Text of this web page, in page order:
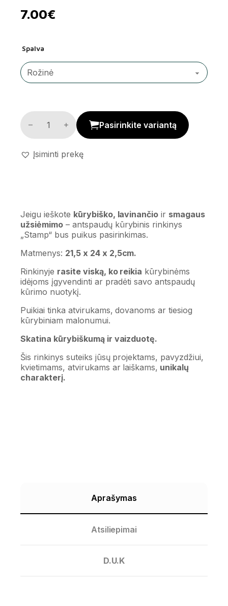
7.00€
Spalva
Antspaudų kūrybinis rinkinys 'Stamp' kiekis
Pasirinkite variantą
Įsiminti prekę
Jeigu ieškote kūrybiško, lavinančio ir smagaus
užsiėmimo– antspaudų kūrybinis rinkinys
„Stamp“ bus puikus pasirinkimas.
Matmenys: 21,5 x 24 x 2,5cm.
Rinkinyje rasite viską, ko reikia kūrybinėms
idėjoms įgyvendinti ar pradėti savo antspaudų
kūrimo nuotykį.
Puikiai tinka atvirukams, dovanoms ar tiesiog
kūrybiniam malonumui.
Skatina kūrybiškumą ir vaizduotę.
Šis rinkinys suteiks jūsų projektams, pavyzdžiui,
kvietimams, atvirukams ar laiškams, unikalų
charakterį.
Aprašymas
Atsiliepimai
D.U.K